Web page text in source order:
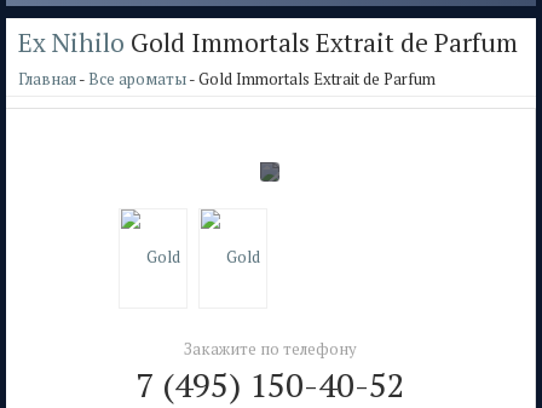
Ex Nihilo Gold Immortals Extrait de Parfum
Главная- Все ароматы- Gold Immortals Extrait de Parfum
Закажите по телефону
7 (495) 150-40-52